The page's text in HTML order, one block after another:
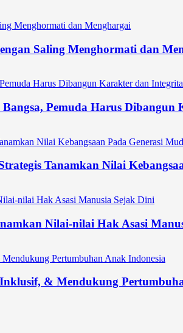
Saling Menghormati dan
Pemuda Harus
Tanamkan Nilai
Nilai-nilai Hak Asasi
& Mendukung